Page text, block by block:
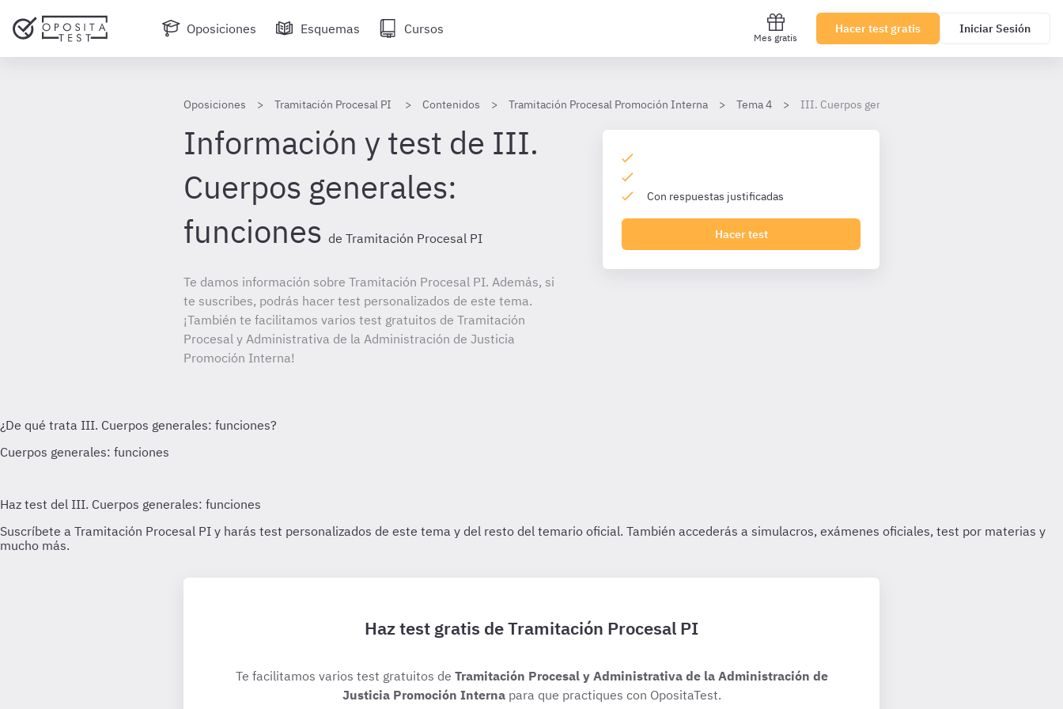
Oposiciones Esquemas Cursos
Mes gratis
Hacer test gratis Iniciar Sesión
Oposiciones Tramitación Procesal PI Contenidos Tramitación Procesal Promoción Interna Tema 4 III. Cuerpos generales: funciones
Información y test de III.
Cuerpos generales:
funciones de Tramitación Procesal PI
Te damos información sobre Tramitación Procesal PI. Además, si
te suscribes, podrás hacer test personalizados de este tema.
¡También te facilitamos varios test gratuitos de Tramitación
Procesal y Administrativa de la Administración de Justicia
Promoción Interna!
Con respuestas justificadas
Hacer test
Haz test gratis de Tramitación Procesal PI
Te facilitamos varios test gratuitos de Tramitación Procesal y Administrativa de la Administración de
Justicia Promoción Internapara que practiques con OpositaTest.